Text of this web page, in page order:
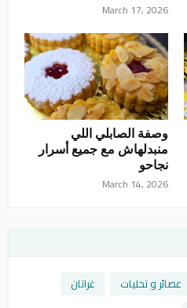
March 17, 2026
وصفة الصابلي اللي
منبدلهاش مع جميع أسرار
نجاحو
March 14, 2026
عصائر و تحليات
غراتان